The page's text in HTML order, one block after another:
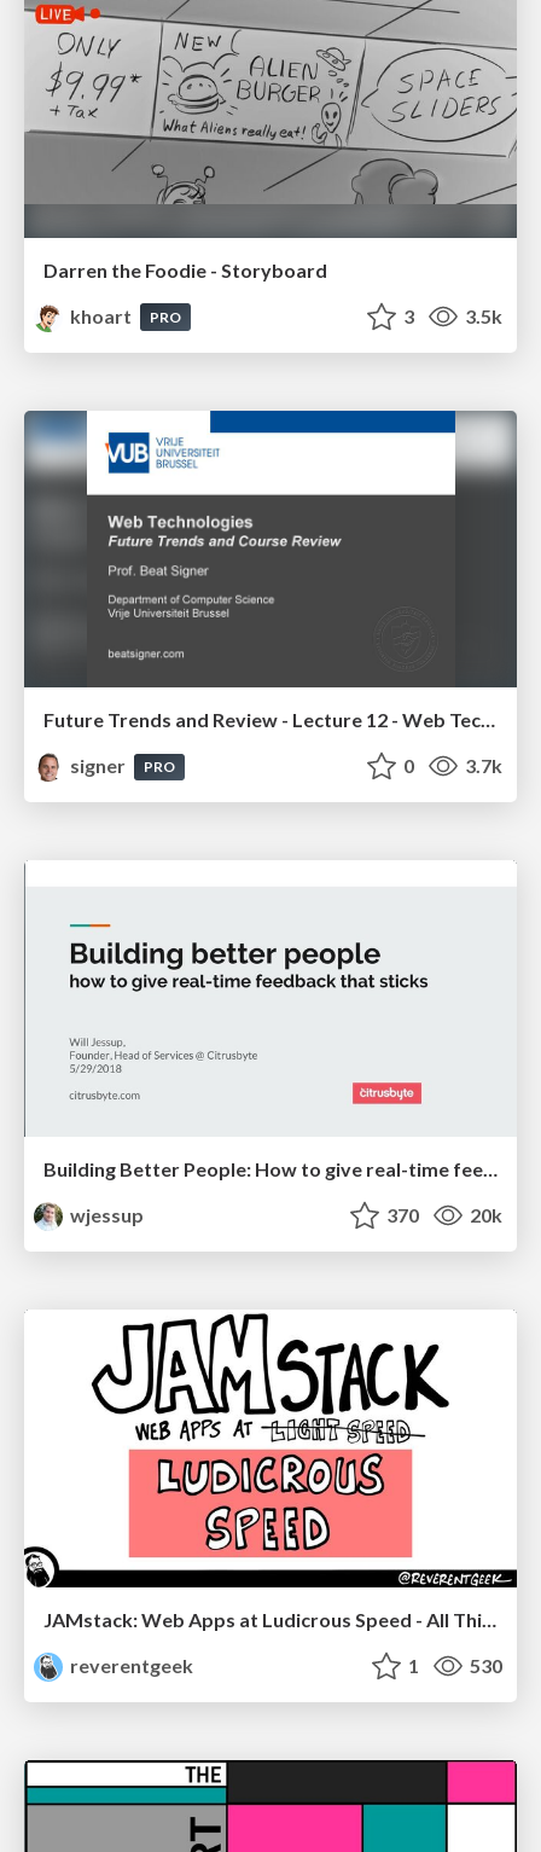
Darren the Foodie - Storyboard
khoart
PRO 3 3.5k
Future Trends and Review - Lecture 12 - Web Technologies (1019888BNR)
signer
PRO 0 3.7k
Building Better People: How to give real-time feedback that sticks.
wjessup
370 20k
JAMstack: Web Apps at Ludicrous Speed - All Things Open 2022
reverentgeek
1 530